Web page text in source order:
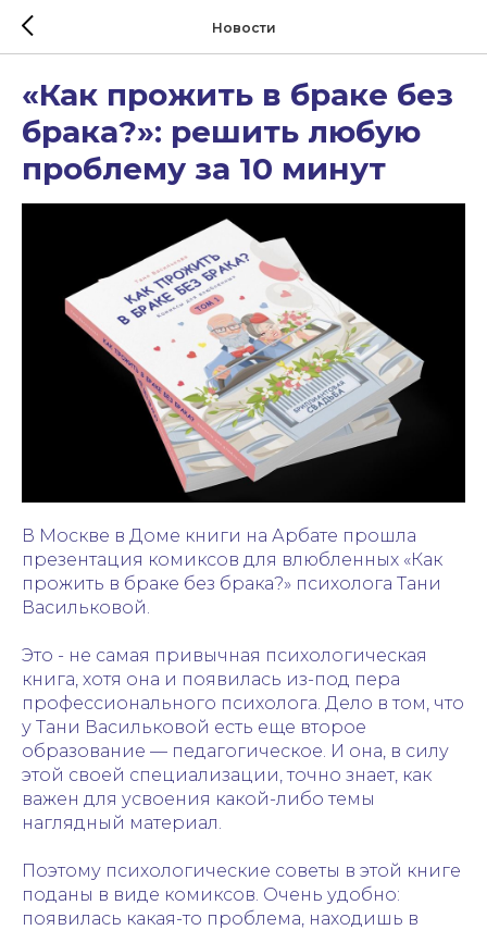
Новости
«Как прожить в браке без
брака?»: решить любую
проблему за 10 минут
В Москве в Доме книги на Арбате прошла
презентация комиксов для влюбленных «Как
прожить в браке без брака?» психолога Тани
Васильковой.
Это - не самая привычная психологическая
книга, хотя она и появилась из-под пера
профессионального психолога. Дело в том, что
у Тани Васильковой есть еще второе
образование — педагогическое. И она, в силу
этой своей специализации, точно знает, как
важен для усвоения какой-либо темы
наглядный материал.
Поэтому психологические советы в этой книге
поданы в виде комиксов. Очень удобно:
появилась какая-то проблема, находишь в